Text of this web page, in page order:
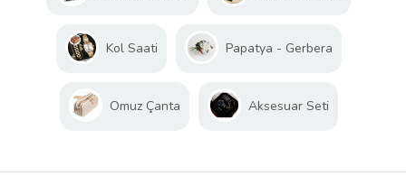
Kol Saati Papatya - Gerbera
Omuz Çanta Aksesuar Seti